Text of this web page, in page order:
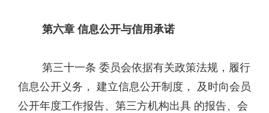
第六章 信息公开与信用承诺
第三十一条 委员会依据有关政策法规，履行
信息公开义务， 建立信息公开制度， 及时向会员
公开年度工作报告、第三方机构出具 的报告、会